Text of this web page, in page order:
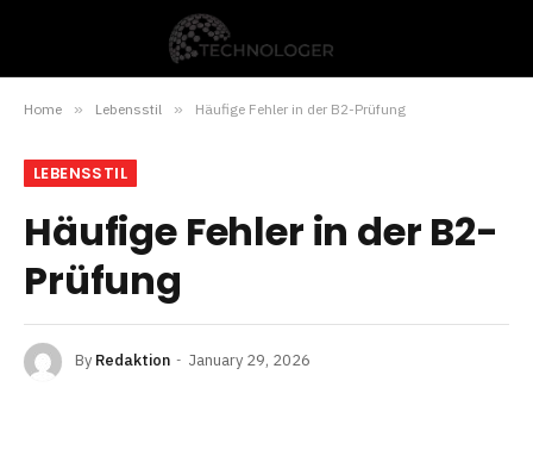
Home » Lebensstil » Häufige Fehler in der B2-Prüfung
LEBENSSTIL
Häufige Fehler in der B2-
Prüfung
By Redaktion January 29, 2026